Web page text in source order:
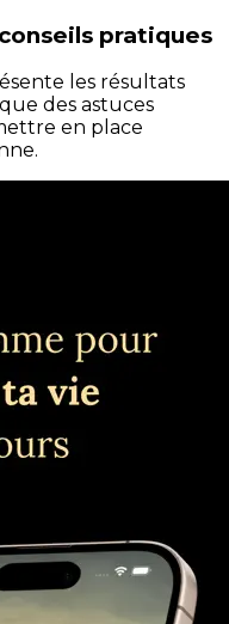
pratiques
les résultats
des astuces
en place